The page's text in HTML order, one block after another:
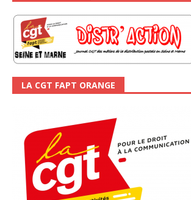
LA CGT FAPT ORANGE